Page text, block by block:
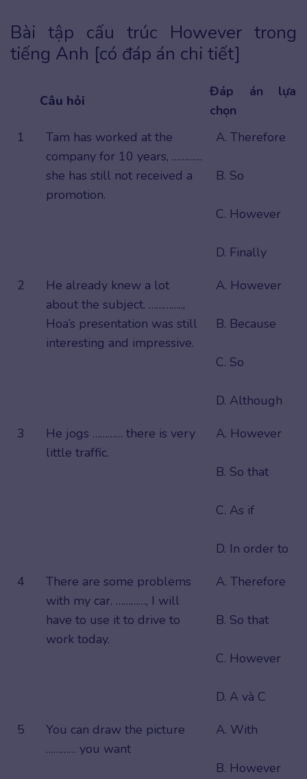
Bài tập cấu trúc However trong
tiếng Anh [có đáp án chi tiết]
Câu hỏi
Đáp án lựa
chọn
1
Tam has worked at the
company for 10 years, …………
she has still not received a
promotion.
A. Therefore
B. So
C. However
D. Finally
2
He already knew a lot
about the subject. …………..,
Hoa’s presentation was still
interesting and impressive.
A. However
B. Because
C. So
D. Although
3
He jogs ………… there is very
little traffic.
A. However
B. So that
C. As if
D. In order to
4
There are some problems
with my car. …………, I will
have to use it to drive to
work today.
A. Therefore
B. So that
C. However
D. A và C
5
You can draw the picture
………… you want
A. With
B. However